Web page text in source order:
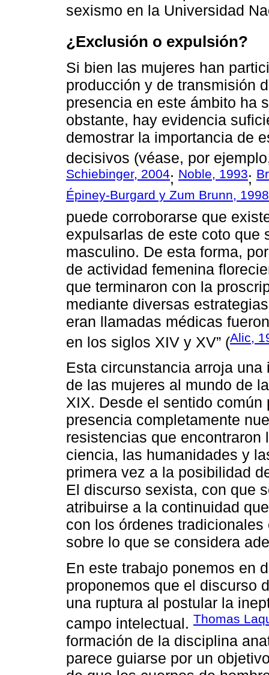
sexismo en la Universidad
¿Exclusión o expulsión?
Si bien las mujeres han
producción y de transmisión
presencia en este ámbito ha
obstante, hay evidencia
demostrar la importancia de
decisivos (véase, por
Schiebinger, 2004; Noble, 1993;
Épiney-Burgard y Zum Brunn, 1998
puede corroborarse que
expulsarlas de este coto que
masculino. De esta forma,
de actividad femenina
que terminaron con la
mediante diversas
eran llamadas médicas
en los siglos XIV y XV” (Alic,
Esta circunstancia arroja
de las mujeres al mundo de
XIX. Desde el sentido
presencia completamente
resistencias que
ciencia, las humanidades y
primera vez a la posibilidad
El discurso sexista, con que
atribuirse a la continuidad
con los órdenes
sobre lo que se considera
En este trabajo ponemos en
proponemos que el discurso
una ruptura al postular la
campo intelectual. Thomas
formación de la disciplina
parece guiarse por un